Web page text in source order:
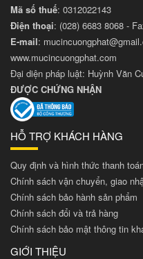
Mã số thuế: 0312022143
Điện thoại: (028) 6683 8068 -
E-mail:
www.mucincuongphat.com
Đại diện pháp luật: Huỳnh Văn
ĐƯỢC CHỨNG NHẬN
HỖ TRỢ KHÁCH HÀNG
Quy định và hình thức thanh
Chính sách vận chuyển, giao
Chính sách bảo hành sản phẩm
Chính sách đổi và trả hàng
Chính sách bảo mật thông tin
GIỚI THIỆU